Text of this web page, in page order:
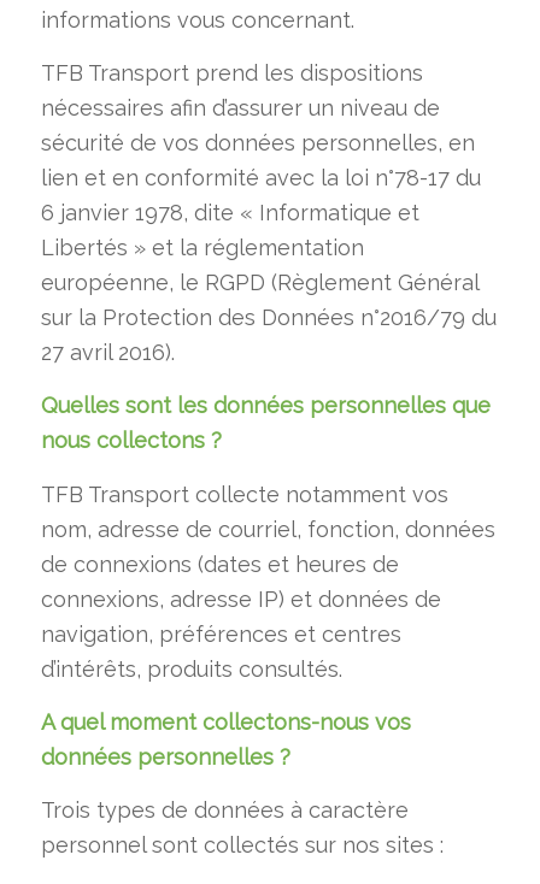
informations vous concernant.
TFB Transport prend les dispositions
nécessaires afin d’assurer un niveau de
sécurité de vos données personnelles, en
lien et en conformité avec la loi n°78-17 du
6 janvier 1978, dite « Informatique et
Libertés » et la réglementation
européenne, le RGPD (Règlement Général
sur la Protection des Données n°2016/79 du
27 avril 2016).
Quelles sont les données personnelles que
nous collectons ?
TFB Transport collecte notamment vos
nom, adresse de courriel, fonction, données
de connexions (dates et heures de
connexions, adresse IP) et données de
navigation, préférences et centres
d’intérêts, produits consultés.
A quel moment collectons-nous vos
données personnelles ?
Trois types de données à caractère
personnel sont collectés sur nos sites :